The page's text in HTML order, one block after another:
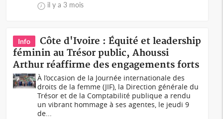
il y a 3 mois
Info
Côte d'Ivoire : Équité et leadership
féminin au Trésor public, Ahoussi
Arthur réaffirme des engagements forts
À l’occasion de la Journée internationale des
droits de la femme (JIF), la Direction générale du
Trésor et de la Comptabilité publique a rendu
un vibrant hommage à ses agentes, le jeudi 9
de...